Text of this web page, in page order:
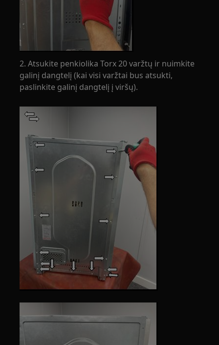
2. Atsukite penkiolika Torx 20 varžtų ir nuimkite
galinį dangtelį (kai visi varžtai bus atsukti,
paslinkite galinį dangtelį į viršų).